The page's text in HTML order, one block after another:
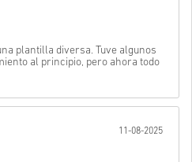
plantilla diversa. Tuve algunos
al principio, pero ahora todo
11-08-2025